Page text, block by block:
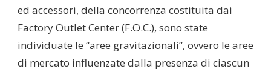
ed accessori, della concorrenza costituita dai
Factory Outlet Center (F.O.C.), sono state
individuate le “aree gravitazionali”, ovvero le aree
di mercato influenzate dalla presenza di ciascun